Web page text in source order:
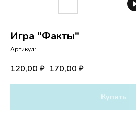
Игра "Факты"
Артикул:
120,00 ₽ 170,00₽
Купить